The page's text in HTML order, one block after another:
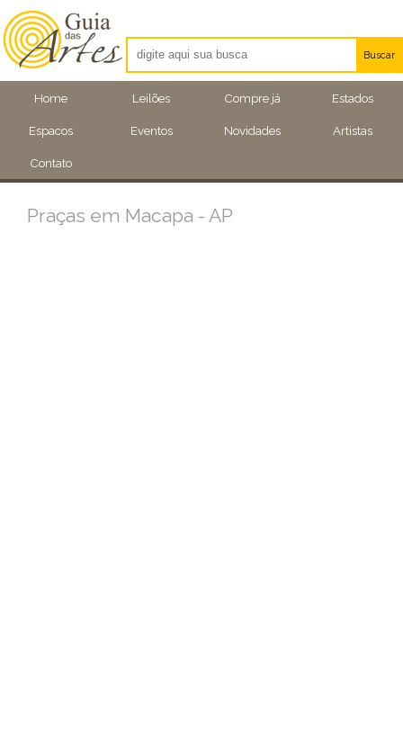
Home Leilões Compre já Estados
Espacos Eventos Novidades Artistas
Contato
Buscar
Artistas
Eventos
Praças em Macapa - AP